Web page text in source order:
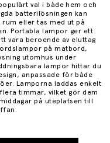
val i både hem och
batterilösningen kan
eller tas med ut på
Portabla lampor ger ett
vara beroende av eluttag
på matbord,
utomhus under
lampor hittar du
anpassade för både
Lamporna laddas enkelt
timmar, vilket gör dem
på uteplatsen till